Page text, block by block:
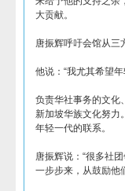
大贡献。
唐振辉呼吁会馆从三
他说：“我尤其希望
负责华社事务的文化
新加坡华族文化努力
年轻一代的联系。
唐振辉说：“很多社
一步步来，从鼓励他